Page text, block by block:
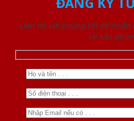
Liên hệ với chúng tôi để
về sản